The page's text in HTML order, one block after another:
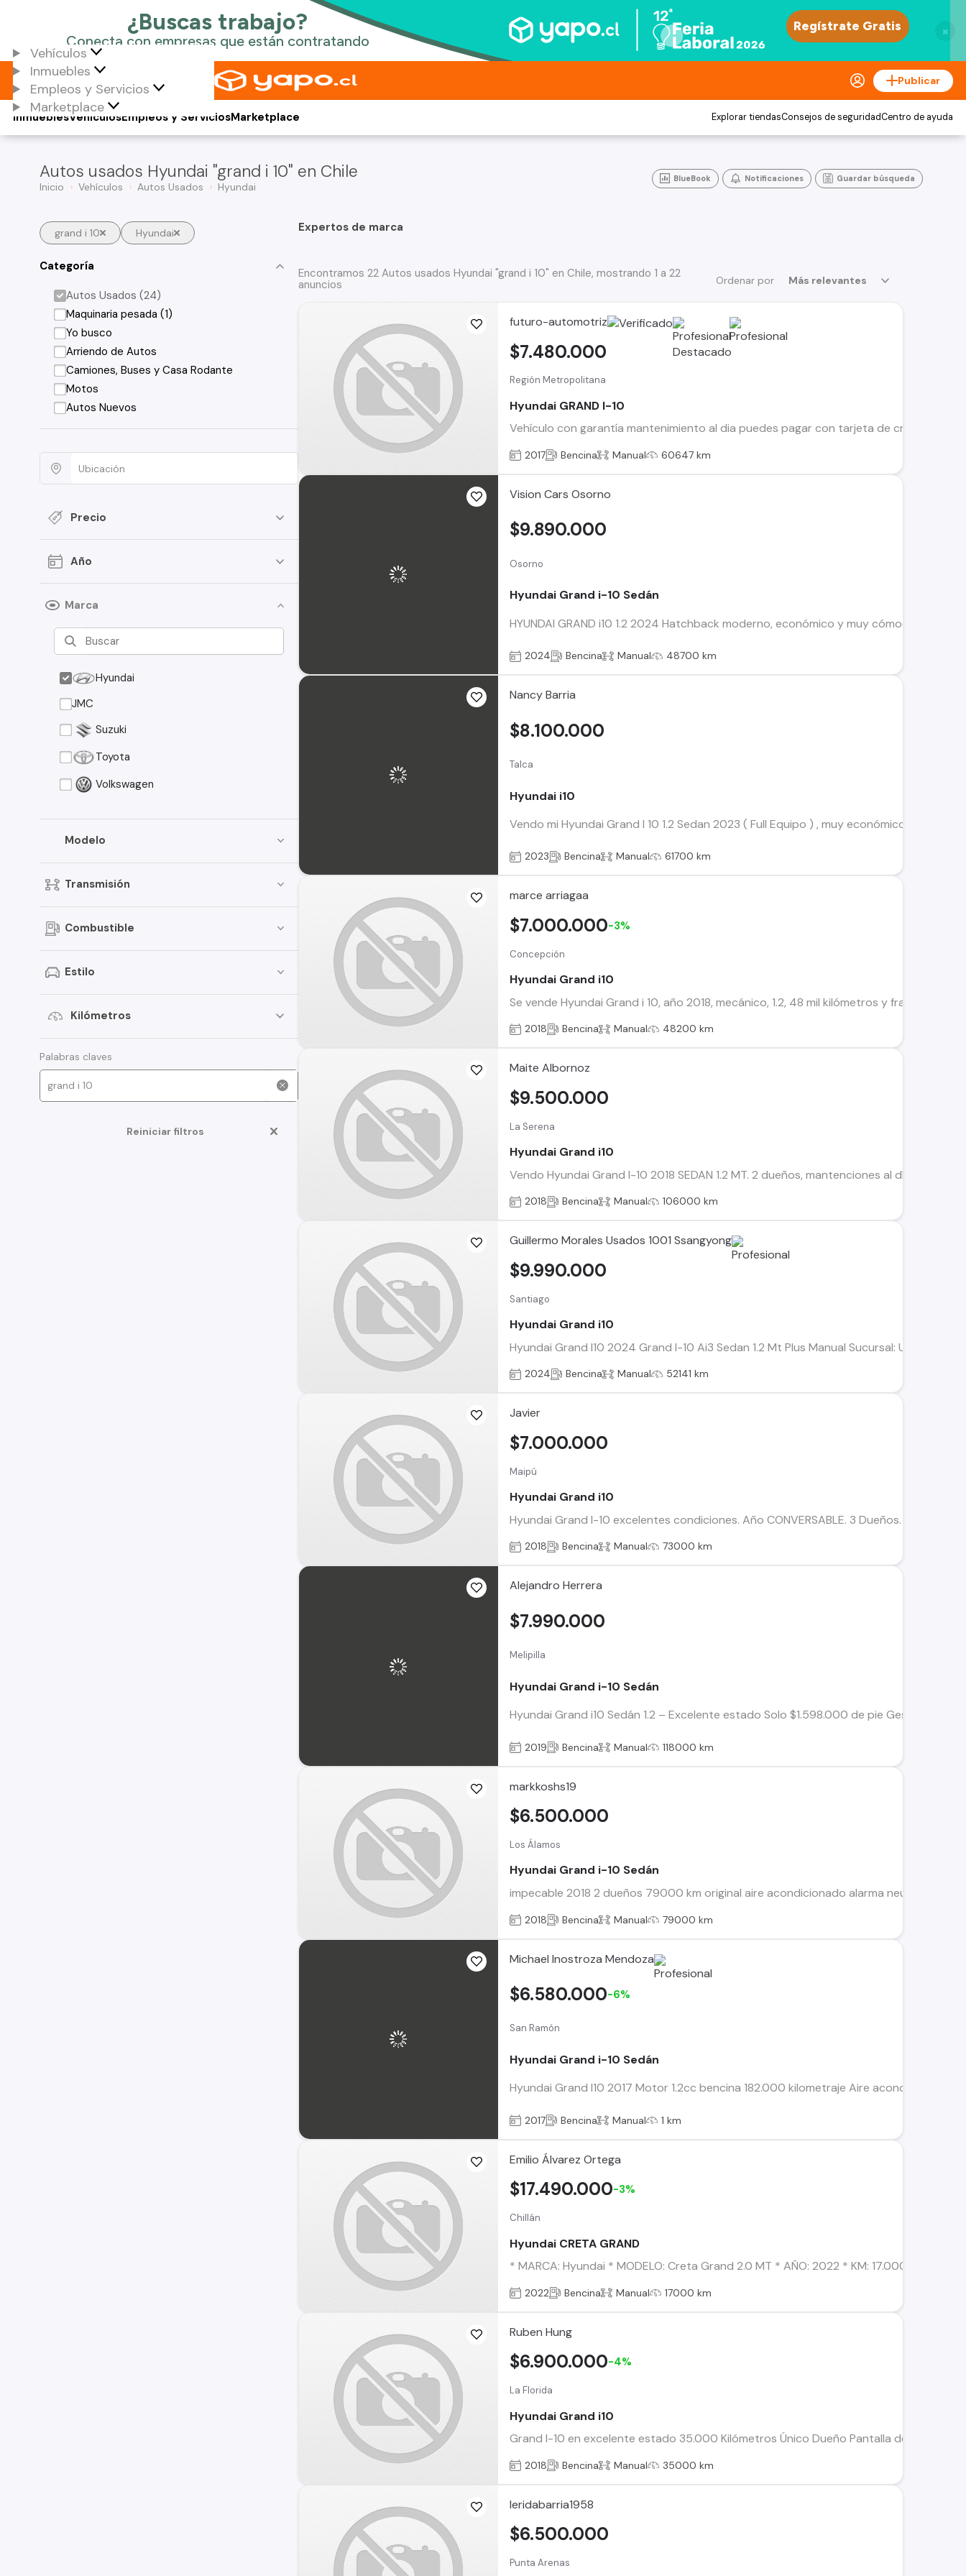
×
Vehículos
Inmuebles
Empleos y Servicios
Marketplace
Publicar
Vehículos
Inmuebles Empleos y ServiciosMarketplace Explorar tiendasConsejos de seguridadCentro de ayuda
Autos usados Hyundai "grand i 10" en Chile
Inicio Vehículos Autos Usados Hyundai
BlueBook Notificaciones Guardar búsqueda
grand i 10 Hyundai
Categoría
Autos Usados (24)
Maquinaria pesada (1)
Yo busco
Arriendo de Autos
Camiones, Buses y Casa Rodante
Motos
Autos Nuevos
Precio
Año
Marca
Hyundai
JMC
Suzuki
Toyota
Volkswagen
Modelo
Transmisión
Combustible
Estilo
Kilómetros
Palabras claves
Reiniciar filtros
Expertos de marca
Ordenar por Más relevantes
Encontramos 22 Autos usados Hyundai "grand i 10" en Chile, mostrando 1 a 22
anuncios
futuro-automotriz
Región Metropolitana
Hyundai GRAND I-10
Vehículo con garantía mantenimiento al dia puedes pagar con tarjeta de credito
$7.480.000
2017 Bencina Manual 60647 km
Vision Cars Osorno
Osorno
Hyundai Grand i-10 Sedán
HYUNDAI GRAND i10 1.2 2024 Hatchback moderno, económico y muy cómodo
$9.890.000
2024 Bencina Manual 48700 km
Nancy Barria
Talca
Hyundai i10
Vendo mi Hyundai Grand I 10 1.2 Sedan 2023 ( Full Equipo ) , muy económico, único
$8.100.000
2023 Bencina Manual 61700 km
marce arriagaa
Concepción
Hyundai Grand i10
Se vende Hyundai Grand i 10, año 2018, mecánico, 1.2, 48 mil kilómetros y fracción.
$7.000.000-3%
2018 Bencina Manual 48200 km
Maite Albornoz
La Serena
Hyundai Grand i10
Vendo Hyundai Grand I-10 2018 SEDAN 1.2 MT. 2 dueños, mantenciones al día, aire
$9.500.000
2018 Bencina Manual 106000 km
Guillermo Morales Usados 1001 Ssangyong
Santiago
Hyundai Grand i10
Hyundai Grand I10 2024 Grand I-10 Ai3 Sedan 1.2 Mt Plus Manual Sucursal: Usados
$9.990.000
2024 Bencina Manual 52141 km
Javier
Maipú
Hyundai Grand i10
Hyundai Grand I-10 excelentes condiciones. Año CONVERSABLE. 3 Dueños.
$7.000.000
2018 Bencina Manual 73000 km
Alejandro Herrera
Melipilla
Hyundai Grand i-10 Sedán
Hyundai Grand i10 Sedán 1.2 – Excelente estado Solo $1.598.000 de pie Gestión
$7.990.000
2019 Bencina Manual 118000 km
markkoshs19
Los Álamos
Hyundai Grand i-10 Sedán
impecable 2018 2 dueños 79000 km original aire acondicionado alarma neumáticos
$6.500.000
2018 Bencina Manual 79000 km
Michael Inostroza Mendoza
San Ramón
Hyundai Grand i-10 Sedán
Hyundai Grand I10 2017 Motor 1.2cc bencina 182.000 kilometraje Aire
$6.580.000-6%
2017 Bencina Manual 1 km
Emilio Álvarez Ortega
Chillán
Hyundai CRETA GRAND
* MARCA: Hyundai * MODELO: Creta Grand 2.0 MT * AÑO: 2022 * KM: 17.000 Aprox. *
$17.490.000-3%
2022 Bencina Manual 17000 km
Ruben Hung
La Florida
Hyundai Grand i10
Grand I-10 en excelente estado 35.000 Kilómetros Único Dueño Pantalla de 9
$6.900.000-4%
2018 Bencina Manual 35000 km
leridabarria1958
Punta Arenas
$6.500.000